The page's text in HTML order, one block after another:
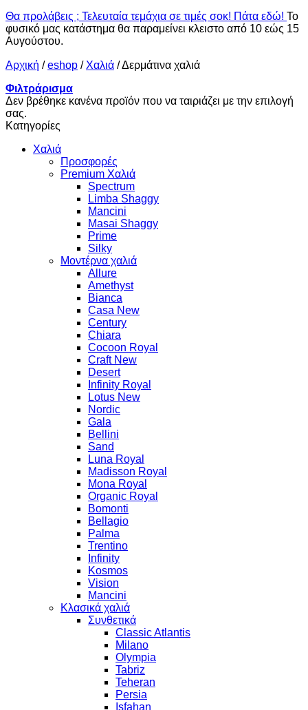
Θα προλάβεις ; Τελευταία τεμάχια σε τιμές σοκ! Πάτα εδώ! Το
φυσικό μας κατάστημα θα παραμείνει κλειστο από 10 εώς 15
Αυγούστου.
Αρχική /eshop / Χαλιά /Δερμάτινα χαλιά
Φιλτράρισμα
Δεν βρέθηκε κανένα προϊόν που να ταιριάζει με την επιλογή
σας.
Κατηγορίες
Χαλιά
Προσφορές
Premium Χαλιά
Spectrum
Limba Shaggy
Mancini
Masai Shaggy
Prime
Silky
Μοντέρνα χαλιά
Allure
Amethyst
Bianca
Casa New
Century
Chiara
Cocoon Royal
Craft New
Desert
Infinity Royal
Lotus New
Nordic
Gala
Bellini
Sand
Luna Royal
Madisson Royal
Mona Royal
Organic Royal
Bomonti
Bellagio
Palma
Trentino
Infinity
Kosmos
Vision
Mancini
Κλασικά χαλιά
Συνθετικά
Classic Atlantis
Milano
Olympia
Tabriz
Teheran
Persia
Isfahan